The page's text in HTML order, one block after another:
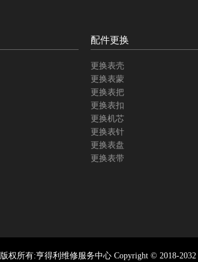
配件更换
更换表壳
更换表蒙
更换表把
更换表扣
更换机芯
更换表针
更换表盘
更换表带
版权所有:亨得利维修服务中心 Copyright © 2018-2032